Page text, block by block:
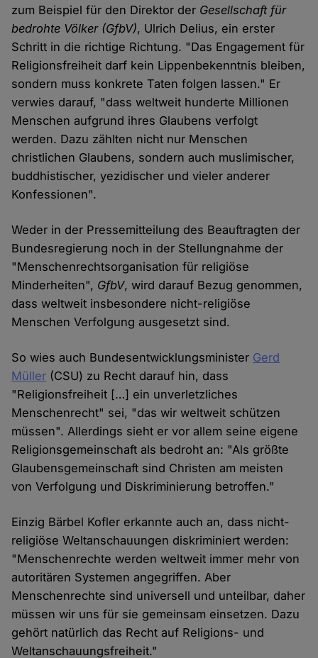
zum Beispiel für den Direktor der Gesellschaft für
bedrohte Völker (GfbV), Ulrich Delius, ein erster
Schritt in die richtige Richtung. "Das Engagement für
Religionsfreiheit darf kein Lippenbekenntnis bleiben,
sondern muss konkrete Taten folgen lassen." Er
verwies darauf, "dass weltweit hunderte Millionen
Menschen aufgrund ihres Glaubens verfolgt
werden. Dazu zählten nicht nur Menschen
christlichen Glaubens, sondern auch muslimischer,
buddhistischer, yezidischer und vieler anderer
Konfessionen".
Weder in der Pressemitteilung des Beauftragten der
Bundesregierung noch in der Stellungnahme der
"Menschenrechtsorganisation für religiöse
Minderheiten", GfbV, wird darauf Bezug genommen,
dass weltweit insbesondere nicht-religiöse
Menschen Verfolgung ausgesetzt sind.
So wies auch Bundesentwicklungsminister Gerd
Müller (CSU) zu Recht darauf hin, dass
"Religionsfreiheit […] ein unverletzliches
Menschenrecht" sei, "das wir weltweit schützen
müssen". Allerdings sieht er vor allem seine eigene
Religionsgemeinschaft als bedroht an: "Als größte
Glaubensgemeinschaft sind Christen am meisten
von Verfolgung und Diskriminierung betroffen."
Einzig Bärbel Kofler erkannte auch an, dass nicht-
religiöse Weltanschauungen diskriminiert werden:
"Menschenrechte werden weltweit immer mehr von
autoritären Systemen angegriffen. Aber
Menschenrechte sind universell und unteilbar, daher
müssen wir uns für sie gemeinsam einsetzen. Dazu
gehört natürlich das Recht auf Religions- und
Weltanschauungsfreiheit."